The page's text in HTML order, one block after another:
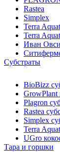
Rastea
Simplex
Terra
Terra
Иван
Субстраты
BioBizz
GrowPlant
Plagron
Rastea
Simplex
Terra
UGro
Тара и горшки